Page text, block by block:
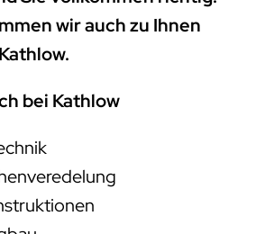
wir auch zu Ihnen
bei Kathlow